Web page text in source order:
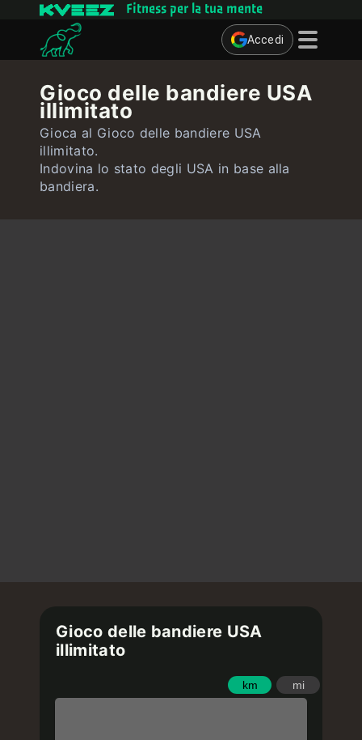
Fitness per la tua mente
Accedi
Quiz
Utente
Contatto
Gioco delle bandiere USA
illimitato
Gioca al Gioco delle bandiere USA
illimitato.
Indovina lo stato degli USA in base alla
bandiera.
Gioco delle bandiere USA
illimitato
km mi